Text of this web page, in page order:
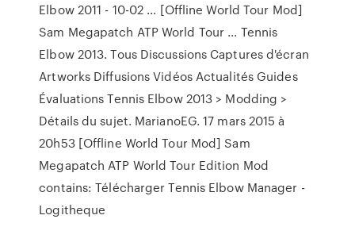
Elbow 2011 - 10-02 ... [Offline World Tour Mod]
Sam Megapatch ATP World Tour ... Tennis
Elbow 2013. Tous Discussions Captures d'écran
Artworks Diffusions Vidéos Actualités Guides
Évaluations Tennis Elbow 2013 > Modding >
Détails du sujet. MarianoEG. 17 mars 2015 à
20h53 [Offline World Tour Mod] Sam
Megapatch ATP World Tour Edition Mod
contains: Télécharger Tennis Elbow Manager -
Logitheque